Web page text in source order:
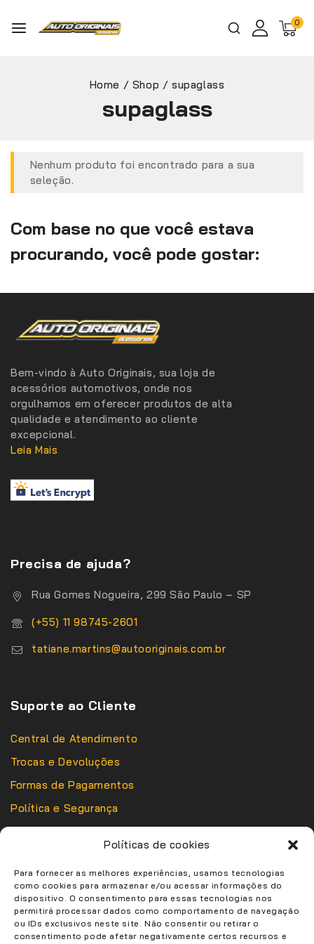
Políticas de cookies
Para fornecer as melhores experiências, usamos tecnologias
como cookies para armazenar e/ou acessar informações do
dispositivo. O consentimento para essas tecnologias nos
permitirá processar dados como comportamento de navegação
ou IDs exclusivos neste site. Não consentir ou retirar o
consentimento pode afetar negativamente certos recursos e
0
Home / Shop / supaglass
supaglass
Nenhum produto foi encontrado para a sua
seleção.
Com base no que você estava
procurando, você pode gostar:
Bem-vindo à Auto Originais, sua loja de
acessórios automotivos, onde nos
orgulhamos em oferecer produtos de alta
qualidade e atendimento ao cliente
excepcional.
Leia Mais
Precisa de ajuda?
Rua Gomes Nogueira, 299 São Paulo – SP
(+55) 11 98745-2601
tatiane.martins@autooriginais.com.br
Suporte ao Cliente
Central de Atendimento
Trocas e Devoluções
Formas de Pagamentos
Política e Segurança
Política de Entrega
Política de Privacidade
Sobre Nós